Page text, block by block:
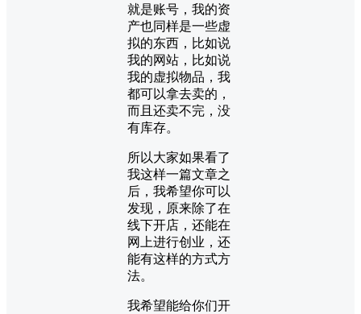
就是账号，我的资
产也同样是一些虚
拟的东西，比如说
我的网站，比如说
我的虚拟物品，我
都可以拿去卖的，
而且还卖不完，没
有库存。
所以大家如果看了
我这样一篇文章之
后，我希望你可以
发现，原来除了在
线下开店，还能在
网上进行创业，还
能有这样的方式方
法。
我希望能给你们开